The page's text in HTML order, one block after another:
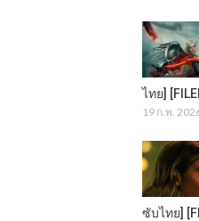
ไทย]
19 ก.พ.
ซับไทย]